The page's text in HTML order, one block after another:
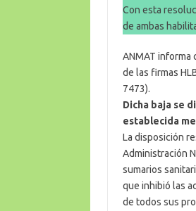
Con esta
de ambas
ANMAT informa
de las firmas
7473).
Dicha baja se
establecida
La disposición
Administración
sumarios
que inhibió las
de todos sus